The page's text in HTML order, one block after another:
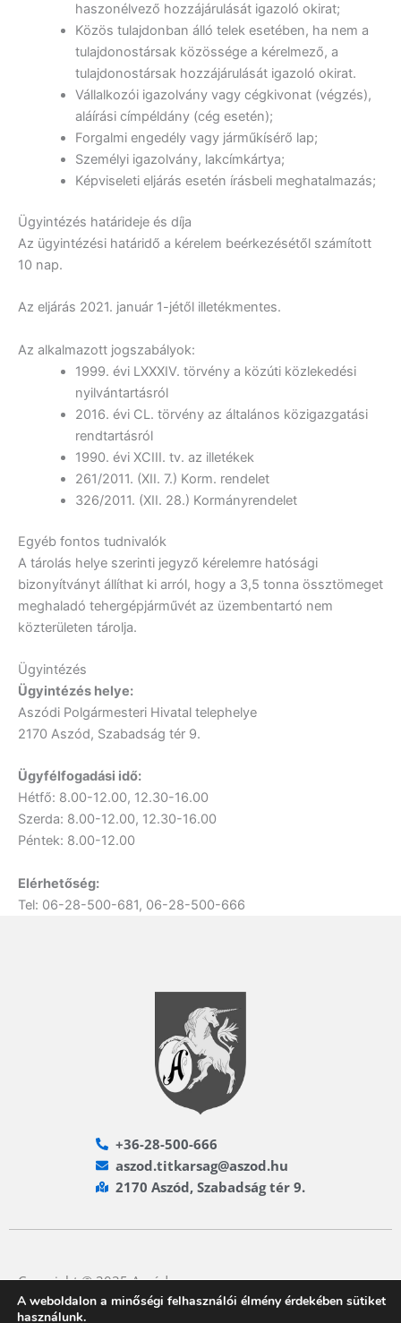
haszonélvező hozzájárulását igazoló okirat;
Közös tulajdonban álló telek esetében, ha nem a
tulajdonostársak közössége a kérelmező, a
tulajdonostársak hozzájárulását igazoló okirat.
Vállalkozói igazolvány vagy cégkivonat (végzés),
aláírási címpéldány (cég esetén);
Forgalmi engedély vagy járműkísérő lap;
Személyi igazolvány, lakcímkártya;
Képviseleti eljárás esetén írásbeli meghatalmazás;
Ügyintézés határideje és díja
Az ügyintézési határidő a kérelem beérkezésétől számított
10 nap.
Az eljárás 2021. január 1-jétől illetékmentes.
Az alkalmazott jogszabályok:
1999. évi LXXXIV. törvény a közúti közlekedési
nyilvántartásról
2016. évi CL. törvény az általános közigazgatási
rendtartásról
1990. évi XCIII. tv. az illetékek
261/2011. (XII. 7.) Korm. rendelet
326/2011. (XII. 28.) Kormányrendelet
Egyéb fontos tudnivalók
A tárolás helye szerinti jegyző kérelemre hatósági
bizonyítványt állíthat ki arról, hogy a 3,5 tonna össztömeget
meghaladó tehergépjárművét az üzembentartó nem
közterületen tárolja.
Ügyintézés
Ügyintézés helye:
Aszódi Polgármesteri Hivatal telephelye
2170 Aszód, Szabadság tér 9.
Ügyfélfogadási idő:
Hétfő: 8.00-12.00, 12.30-16.00
Szerda: 8.00-12.00, 12.30-16.00
Péntek: 8.00-12.00
Elérhetőség:
Tel: 06-28-500-681, 06-28-500-666
+36-28-500-666
aszod.titkarsag@aszod.hu
2170 Aszód, Szabadság tér 9.
Copyright © 2025 Aszód
A weboldalon a minőségi felhasználói élmény érdekében sütiket
használunk.